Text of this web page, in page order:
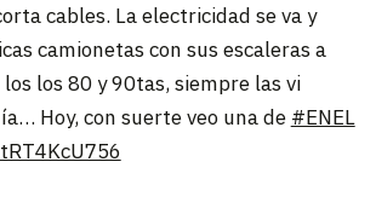
cables. La electricidad se va y
camionetas con sus escaleras a
los 80 y 90tas, siempre las vi
Hoy, con suerte veo una de #ENEL